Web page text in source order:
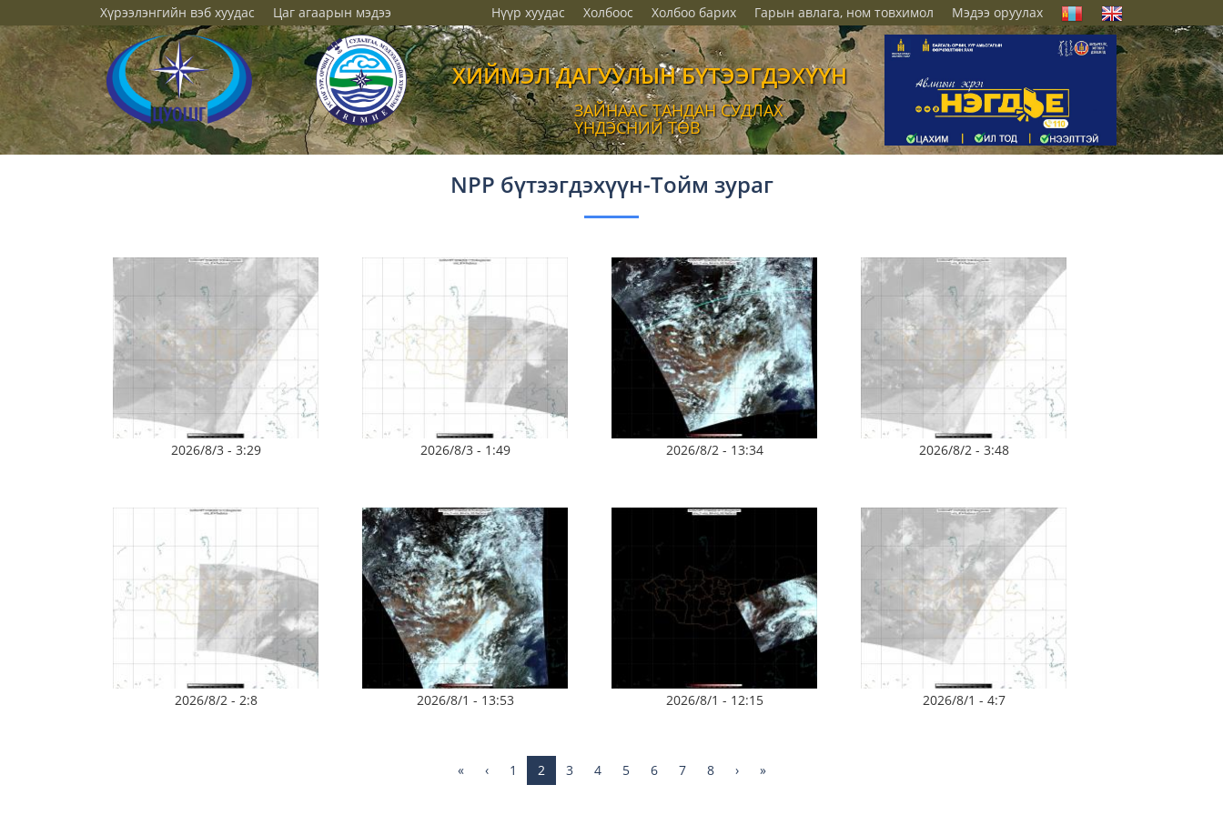
Хүрээлэнгийн вэб хуудас Цаг агаарын мэдээ Нүүр хуудас Холбоос Холбоо барих Гарын авлага, ном товхимол Мэдээ оруулах
ХИЙМЭЛ ДАГУУЛЫН БҮТЭЭГДЭХҮҮН
ЗАЙНААС ТАНДАН СУДЛАХ
ҮНДЭСНИЙ ТӨВ
NPP бүтээгдэхүүн-Тойм зураг
2026/8/3 - 3:29 2026/8/3 - 1:49 2026/8/2 - 13:34 2026/8/2 - 3:48
2026/8/2 - 2:8 2026/8/1 - 13:53 2026/8/1 - 12:15 2026/8/1 - 4:7
« ‹ 1 2 3 4 5 6 7 8 › »